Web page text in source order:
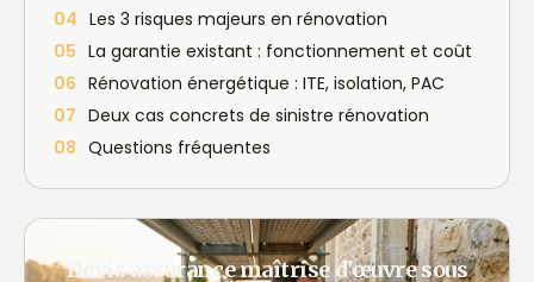
04 Les 3 risques majeurs en rénovation
05 La garantie existant : fonctionnement et coût
06 Rénovation énergétique : ITE, isolation, PAC
07 Deux cas concrets de sinistre rénovation
08 Questions fréquentes
Devis assurance maîtrise d'œuvre sous